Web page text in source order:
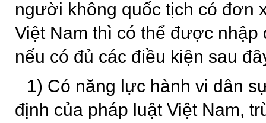
người không quốc tịch có đơn
Việt Nam thì có thể được nhập
nếu có đủ các điều kiện sau
1) Có năng lực hành vi dân
định của pháp luật Việt Nam,